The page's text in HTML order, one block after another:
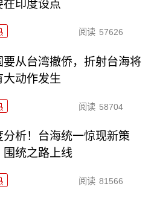
在印度设点
阅读 57626
要从台湾撤侨，折射台海将
大动作发生
阅读 58704
分析！台海统一惊现新策
围统之路上线
阅读 81566